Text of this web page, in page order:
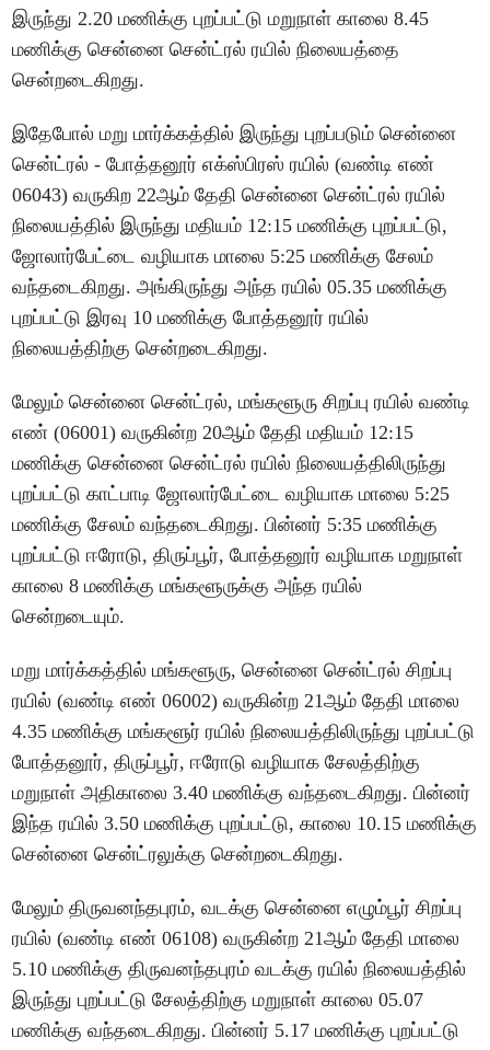
இருந்து 2.20 மணிக்கு புறப்பட்டு மறுநாள் காலை 8.45
மணிக்கு சென்னை சென்ட்ரல் ரயில் நிலையத்தை
சென்றடைகிறது.
இதேபோல் மறு மார்க்கத்தில் இருந்து புறப்படும் சென்னை
சென்ட்ரல் - போத்தனூர் எக்ஸ்பிரஸ் ரயில் (வண்டி எண்
06043) வருகிற 22ஆம் தேதி சென்னை சென்ட்ரல் ரயில்
நிலையத்தில் இருந்து மதியம் 12:15 மணிக்கு புறப்பட்டு,
ஜோலார்பேட்டை வழியாக மாலை 5:25 மணிக்கு சேலம்
வந்தடைகிறது. அங்கிருந்து அந்த ரயில் 05.35 மணிக்கு
புறப்பட்டு இரவு 10 மணிக்கு போத்தனூர் ரயில்
நிலையத்திற்கு சென்றடைகிறது.
மேலும் சென்னை சென்ட்ரல், மங்களூரு சிறப்பு ரயில் வண்டி
எண் (06001) வருகின்ற 20ஆம் தேதி மதியம் 12:15
மணிக்கு சென்னை சென்ட்ரல் ரயில் நிலையத்திலிருந்து
புறப்பட்டு காட்பாடி ஜோலார்பேட்டை வழியாக மாலை 5:25
மணிக்கு சேலம் வந்தடைகிறது. பின்னர் 5:35 மணிக்கு
புறப்பட்டு ஈரோடு, திருப்பூர், போத்தனூர் வழியாக மறுநாள்
காலை 8 மணிக்கு மங்களூருக்கு அந்த ரயில்
சென்றடையும்.
மறு மார்க்கத்தில் மங்களூரு, சென்னை சென்ட்ரல் சிறப்பு
ரயில் (வண்டி எண் 06002) வருகின்ற 21ஆம் தேதி மாலை
4.35 மணிக்கு மங்களூர் ரயில் நிலையத்திலிருந்து புறப்பட்டு
போத்தனூர், திருப்பூர், ஈரோடு வழியாக சேலத்திற்கு
மறுநாள் அதிகாலை 3.40 மணிக்கு வந்தடைகிறது. பின்னர்
இந்த ரயில் 3.50 மணிக்கு புறப்பட்டு, காலை 10.15 மணிக்கு
சென்னை சென்ட்ரலுக்கு சென்றடைகிறது.
மேலும் திருவனந்தபுரம், வடக்கு சென்னை எழும்பூர் சிறப்பு
ரயில் (வண்டி எண் 06108) வருகின்ற 21ஆம் தேதி மாலை
5.10 மணிக்கு திருவனந்தபுரம் வடக்கு ரயில் நிலையத்தில்
இருந்து புறப்பட்டு சேலத்திற்கு மறுநாள் காலை 05.07
மணிக்கு வந்தடைகிறது. பின்னர் 5.17 மணிக்கு புறப்பட்டு